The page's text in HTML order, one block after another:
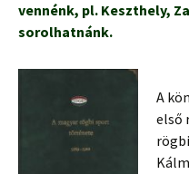
vennénk, pl. Keszthely,
sorolhatnánk.
A
első